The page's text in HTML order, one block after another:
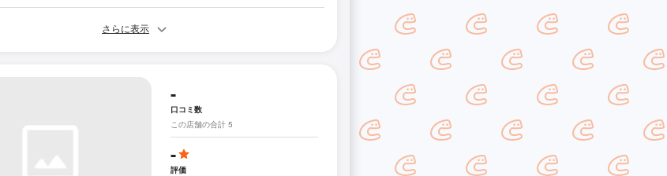
さらに表示
-
口コミ数
この店舗の合計 5
-
評価